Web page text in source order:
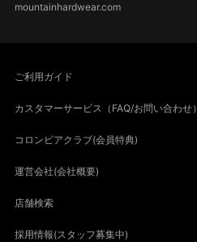
mountainhardwear.com
ご利用ガイド
カスタマーサービス（FAQ/お問い合わせ）
コロンビアクラブ(会員特典)
運営会社(会社概要)
店舗検索
採用情報(スタッフ募集中)